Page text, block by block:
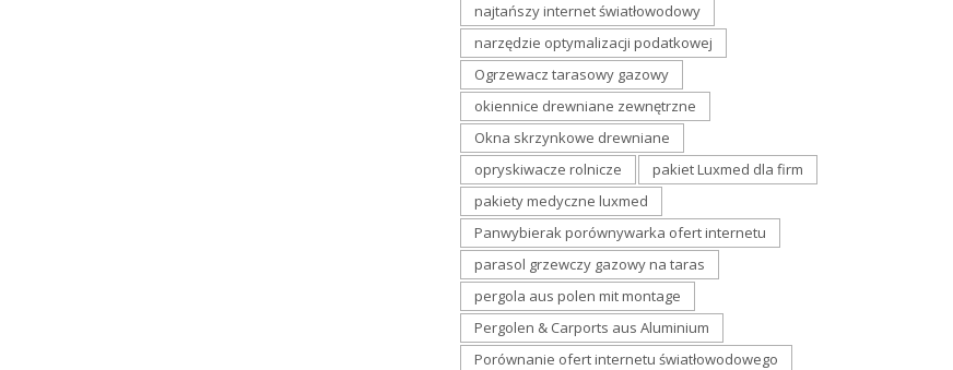
najtańszy internet światłowodowy
narzędzie optymalizacji podatkowej
Ogrzewacz tarasowy gazowy
okiennice drewniane zewnętrzne
Okna skrzynkowe drewniane
opryskiwacze rolnicze
pakiet Luxmed dla firm
pakiety medyczne luxmed
Panwybierak porównywarka ofert internetu
parasol grzewczy gazowy na taras
pergola aus polen mit montage
Pergolen & Carports aus Aluminium
Porównanie ofert internetu światłowodowego